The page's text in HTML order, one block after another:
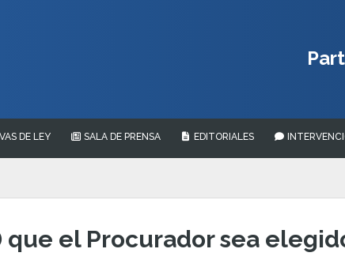
DE LEY SALA DE PRENSA EDITORIALES
que el Procurador sea